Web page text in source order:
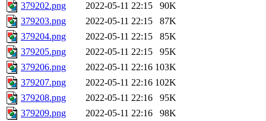
379202.png
2022-05-11 22:15
90K
379203.png
2022-05-11 22:15
87K
379204.png
2022-05-11 22:15
85K
379205.png
2022-05-11 22:15
95K
379206.png
2022-05-11 22:16 103K
379207.png
2022-05-11 22:16 102K
379208.png
2022-05-11 22:16
95K
379209.png
2022-05-11 22:16
98K